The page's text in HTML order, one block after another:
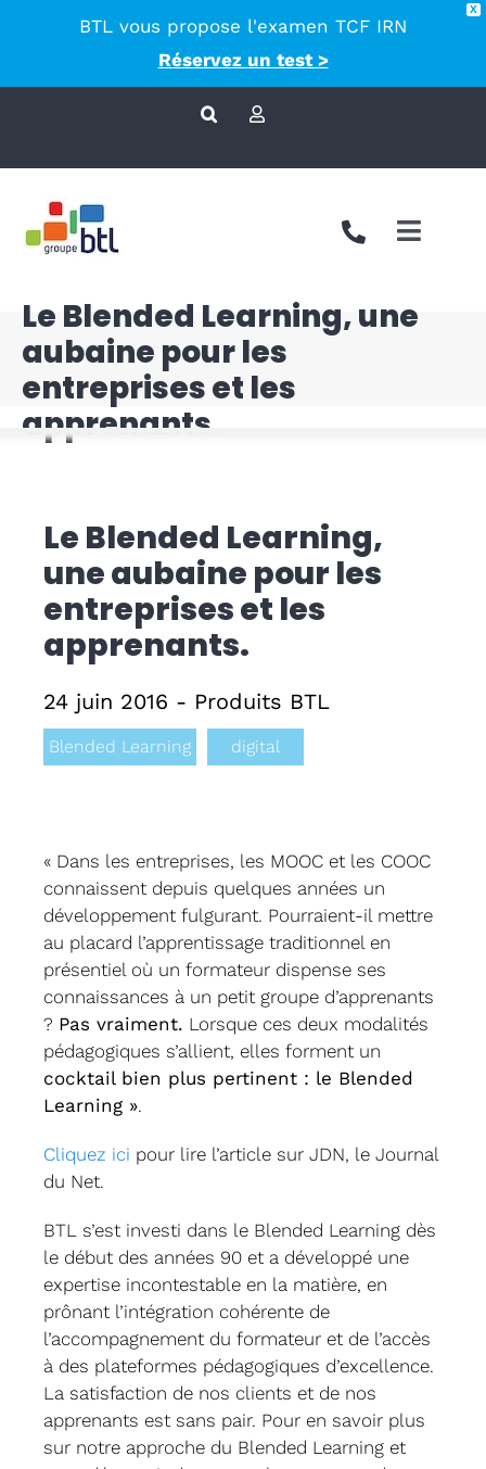
X
BTL vous propose l'examen TCF IRN
Réservez un test >
Toggle
Le Blended Learning, une
aubaine pour les
entreprises et les
apprenants.
Le Blended Learning,
une aubaine pour les
entreprises et les
apprenants.
24 juin 2016 - Produits BTL
Blended Learning digital
« Dans les entreprises, les MOOC et les COOC
connaissent depuis quelques années un
développement fulgurant. Pourraient-il mettre
au placard l’apprentissage traditionnel en
présentiel où un formateur dispense ses
connaissances à un petit groupe d’apprenants
? Pas vraiment. Lorsque ces deux modalités
pédagogiques s’allient, elles forment un
cocktail bien plus pertinent : le Blended
Learning ».
Cliquez ici pour lire l’article sur JDN, le Journal
du Net.
BTL s’est investi dans le Blended Learning dès
le début des années 90 et a développé une
expertise incontestable en la matière, en
prônant l’intégration cohérente de
l’accompagnement du formateur et de l’accès
à des plateformes pédagogiques d’excellence.
La satisfaction de nos clients et de nos
apprenants est sans pair. Pour en savoir plus
sur notre approche du Blended Learning et